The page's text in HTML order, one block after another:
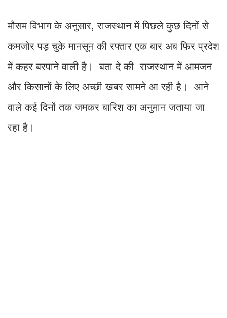
मौसम विभाग के अनुसार, राजस्थान में पिछले कुछ दिनों से
कमजोर पड़ चुके मानसून की रफ्तार एक बार अब फिर प्रदेश
में कहर बरपाने वाली है। बता दे की राजस्थान में आमजन
और किसानों के लिए अच्छी खबर सामने आ रही है। आने
वाले कई दिनों तक जमकर बारिश का अनुमान जताया जा
रहा है।